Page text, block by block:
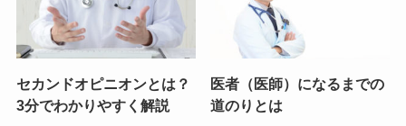
セカンドオピニオンとは？
3分でわかりやすく解説
医者（医師）になるまでの
道のりとは